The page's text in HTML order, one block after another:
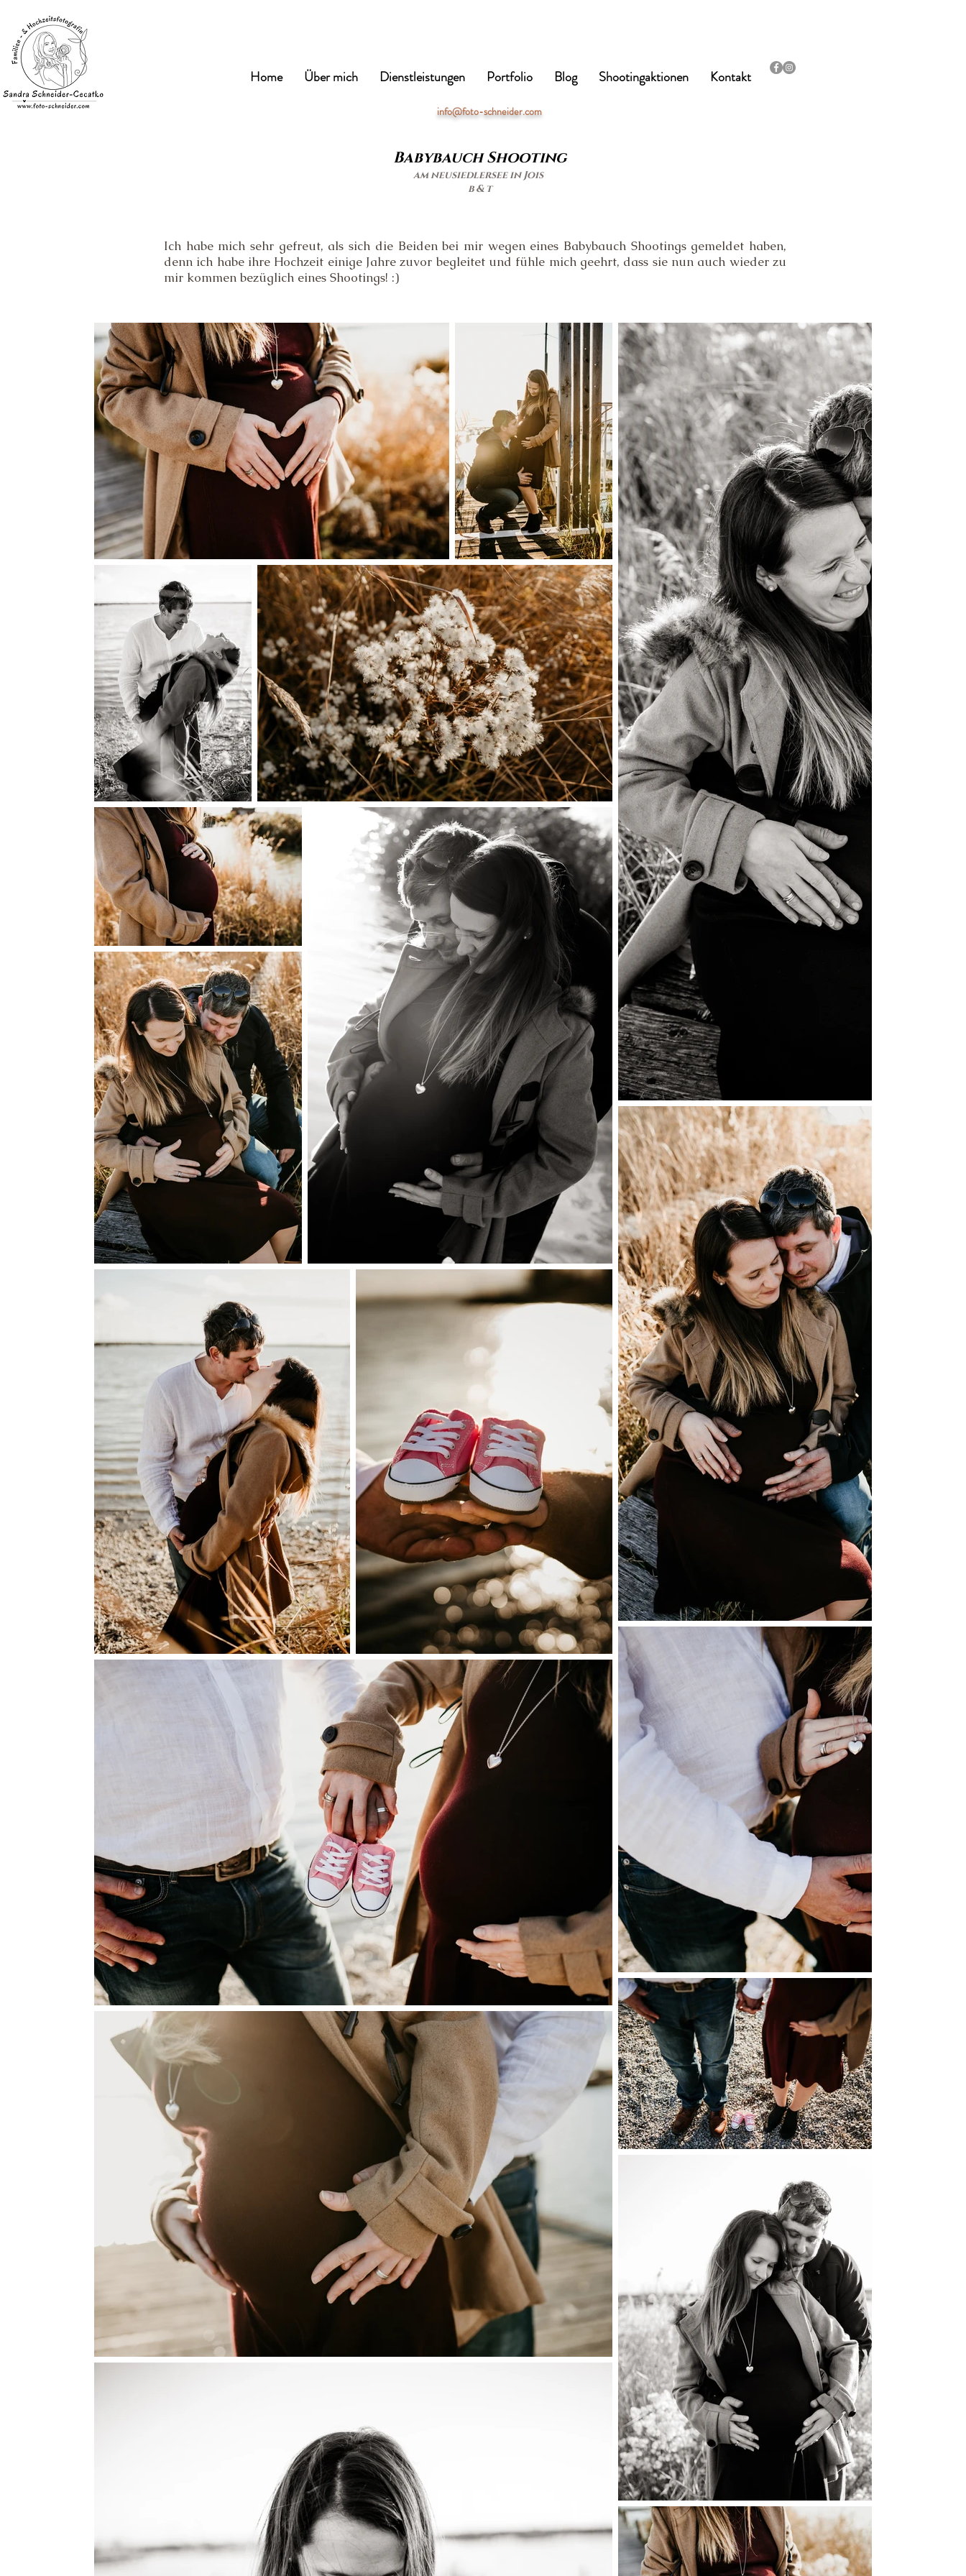
Home Über mich Dienstleistungen Portfolio Blog Shootingaktionen Kontakt
info@foto-schneider.com
Babybauch Shooting
am neusiedlersee in Jois
b & t
Ich habe mich sehr gefreut, als sich die Beiden bei mir wegen eines Babybauch Shootings gemeldet haben,
denn ich habe ihre Hochzeit einige Jahre zuvor begleitet und fühle mich geehrt, dass sie nun auch wieder zu
mir kommen bezüglich eines Shootings! :)